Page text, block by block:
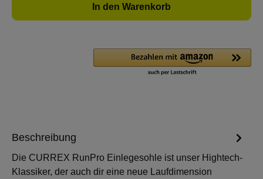
In den Warenkorb
Beschreibung
Die CURREX RunPro Einlegesohle ist unser Hightech-
Klassiker, der auch dir eine neue Laufdimension